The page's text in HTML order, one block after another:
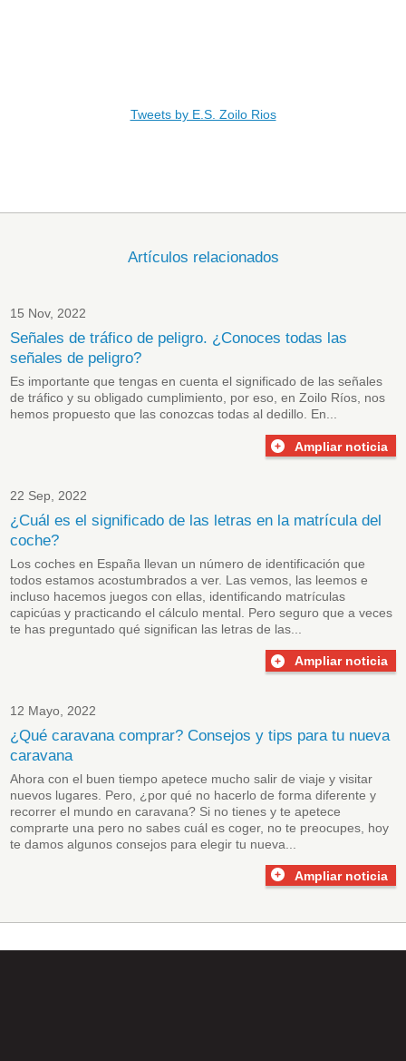
Tweets by E.S. Zoilo Rios
Artículos relacionados
15 Nov, 2022
Señales de tráfico de peligro. ¿Conoces todas las
señales de peligro?
Es importante que tengas en cuenta el significado de lasseñales
de tráficoy su obligado cumplimiento, por eso, en Zoilo Ríos, nos
hemos propuesto que las conozcas todas al dedillo. En...
Ampliar noticia
22 Sep, 2022
¿Cuál es el significado de las letras en la matrícula del
coche?
Los coches en España llevan un número de identificación que
todos estamos acostumbrados a ver. Las vemos, las leemos e
incluso hacemos juegos con ellas, identificando matrículas
capicúas y practicando el cálculo mental. Pero seguro que a veces
te has preguntado qué significan las letras de las...
Ampliar noticia
12 Mayo, 2022
¿Qué caravana comprar? Consejos y tips para tu nueva
caravana
Ahora con el buen tiempo apetece mucho salir de viaje y visitar
nuevos lugares. Pero, ¿por qué no hacerlo de forma diferente y
recorrer el mundo en caravana? Si no tienes y te apetece
comprarte una pero no sabes cuál es coger, no te preocupes, hoy
te damos algunos consejos para elegir tu nueva...
Ampliar noticia